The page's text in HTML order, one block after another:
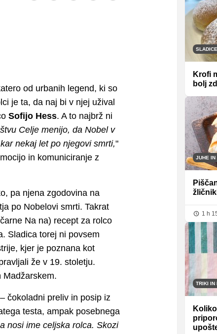
od urbanih legend, ki so
je ta, da naj bi v njej užival
Sofijo Hess. A to najbrž ni
Celje menijo, da Nobel v
nekaj let po njegovi smrti,"
in komuniciranje z
pa njena zgodovina na
po Nobelovi smrti. Takrat
Na na) recept za rolco
Sladica torej ni povsem
kjer je poznana kot
že v 19. stoletju.
Madžarskem.
čokoladni preliv in posip iz
testa, ampak posebnega
nosi ime celjska rolca. Skozi
SLADICE
Krofi
bolj
JUHE IN
1 h
TRIKI IN